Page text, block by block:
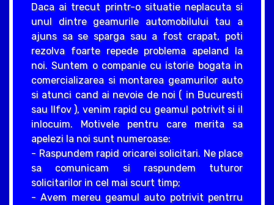
Daca ai trecut printr-o situatie neplacuta si
unul dintre geamurile automobilului tau a
ajuns sa se sparga sau a fost crapat, poti
rezolva foarte repede problema apeland la
noi. Suntem o companie cu istorie bogata in
comercializarea si montarea geamurilor auto
si atunci cand ai nevoie de noi ( in Bucuresti
sau Ilfov ), venim rapid cu geamul potrivit si il
inlocuim. Motivele pentru care merita sa
apelezi la noi sunt numeroase:
- Raspundem rapid oricarei solicitari. Ne place
sa comunicam si raspundem tuturor
solicitarilor in cel mai scurt timp;
- Avem mereu geamul auto potrivit pentrru